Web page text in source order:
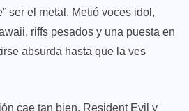
ser el metal. Metió voces idol,
riffs pesados y una puesta en
absurda hasta que la ves
cae tan bien. Resident Evil y